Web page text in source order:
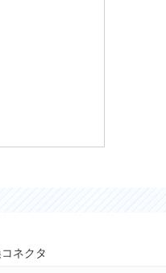
ネクタ